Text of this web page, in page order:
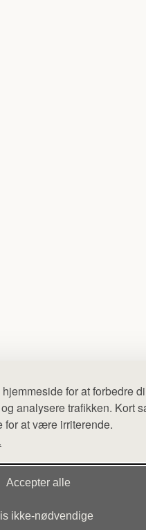
for at forbedre
analysere trafikken. Kort
for at være irriterende.
Accepter alle
ikke‑nødvendige